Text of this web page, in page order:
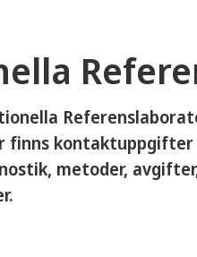
finns
metoder,